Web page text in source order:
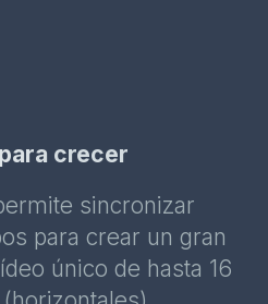
crecer
sincronizar
para crear un gran
único de hasta 16